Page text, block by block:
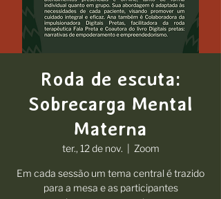
Roda de escuta:
Sobrecarga Mental
Materna
ter., 12 de nov. Zoom
Em cada sessão um tema central é trazido
para a mesa e as participantes